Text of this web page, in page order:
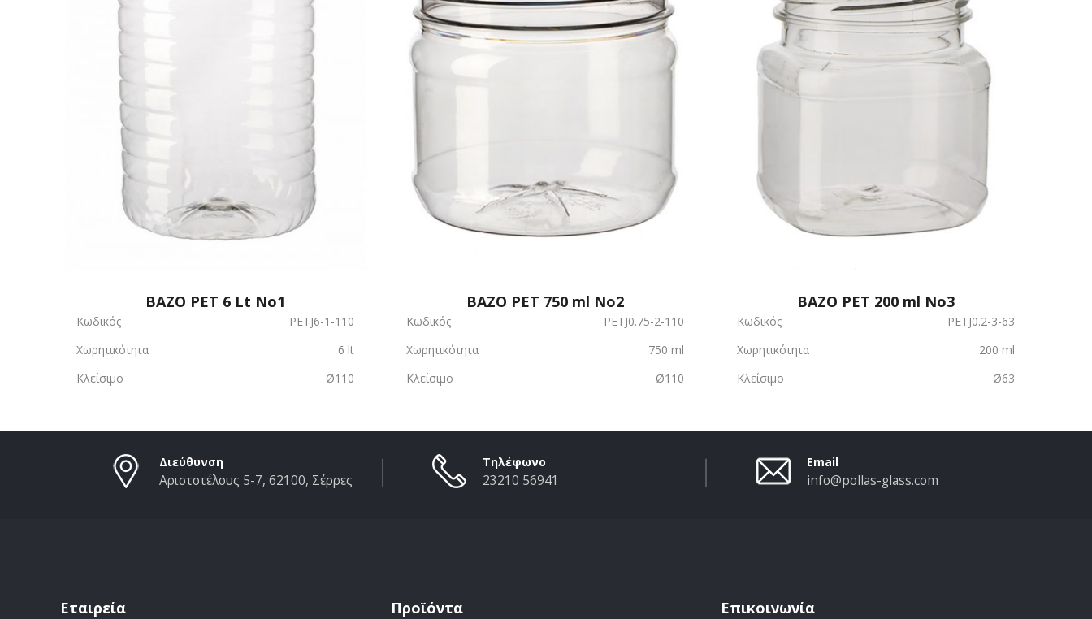
ΒΑΖΟ PET 6 Lt No1
Κωδικός
PETJ6-1-110
Χωρητικότητα
6 lt
Κλείσιμο
Ø110
ΒΑΖΟ PET 750 ml No2
Κωδικός
PETJ0.75-2-110
Χωρητικότητα
750 ml
Κλείσιμο
Ø110
ΒΑΖΟ PET 200 ml Νο3
Κωδικός
PETJ0.2-3-63
Χωρητικότητα
200 ml
Κλείσιμο
Ø63
Διεύθυνση
Αριστοτέλους 5-7, 62100, Σέρρες
Τηλέφωνο
23210 56941
Email
info@pollas-glass.com
Εταιρεία Προϊόντα Επικοινωνία